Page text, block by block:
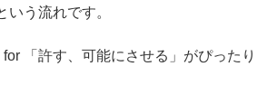
いう流れです。
「許す、可能にさせる」がぴったり